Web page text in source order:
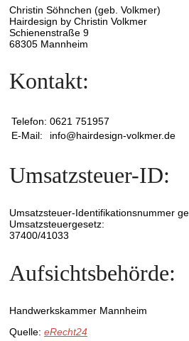
Christin Söhnchen (geb. Volkmer)
Hairdesign by Christin Volkmer
Schienenstraße 9
68305 Mannheim
Kontakt:
Telefon: 0621 751957
E-Mail:
info@hairdesign-volkmer.de
Umsatzsteuer-ID:
Umsatzsteuer-Identifikationsnummer
Umsatzsteuergesetz:
37400/41033
Aufsichtsbehörde:
Handwerkskammer Mannheim
Quelle: eRecht24